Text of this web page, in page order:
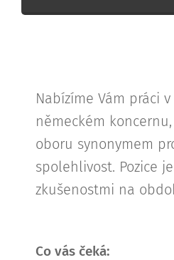
Nabízíme Vám práci
německém
oboru synonymem
spolehlivost. Pozice
zkušenostmi na
Co vás čeká: